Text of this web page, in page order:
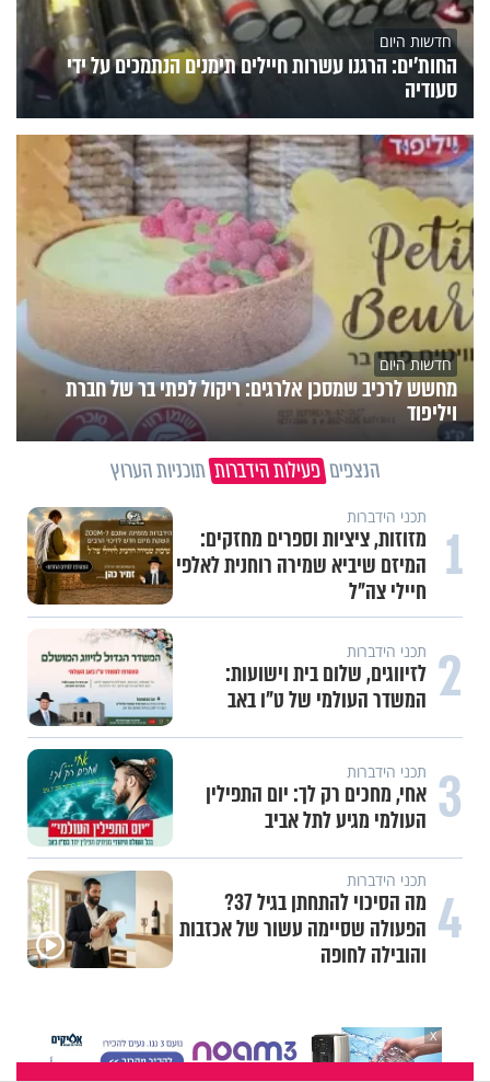
חדשות היום
החות'ים: הרגנו עשרות חיילים תימנים הנתמכים על ידי
סעודיה
חדשות היום
מחשש לרכיב שמסכן אלרגים: ריקול לפתי בר של חברת
ויליפוד
הנצפים פעילות הידברות תוכניות הערוץ
1 תכני הידברות
מזוזות, ציציות וספרים מחזקים:
המיזם שיביא שמירה רוחנית לאלפי
חיילי צה"ל
2 תכני הידברות
לזיווגים, שלום בית וישועות:
המשדר העולמי של ט"ו באב
3 תכני הידברות
אחי, מחכים רק לך: יום התפילין
העולמי מגיע לתל אביב
4 תכני הידברות
מה הסיכוי להתחתן בגיל 37?
הפעולה שסיימה עשור של אכזבות
והובילה לחופה
X